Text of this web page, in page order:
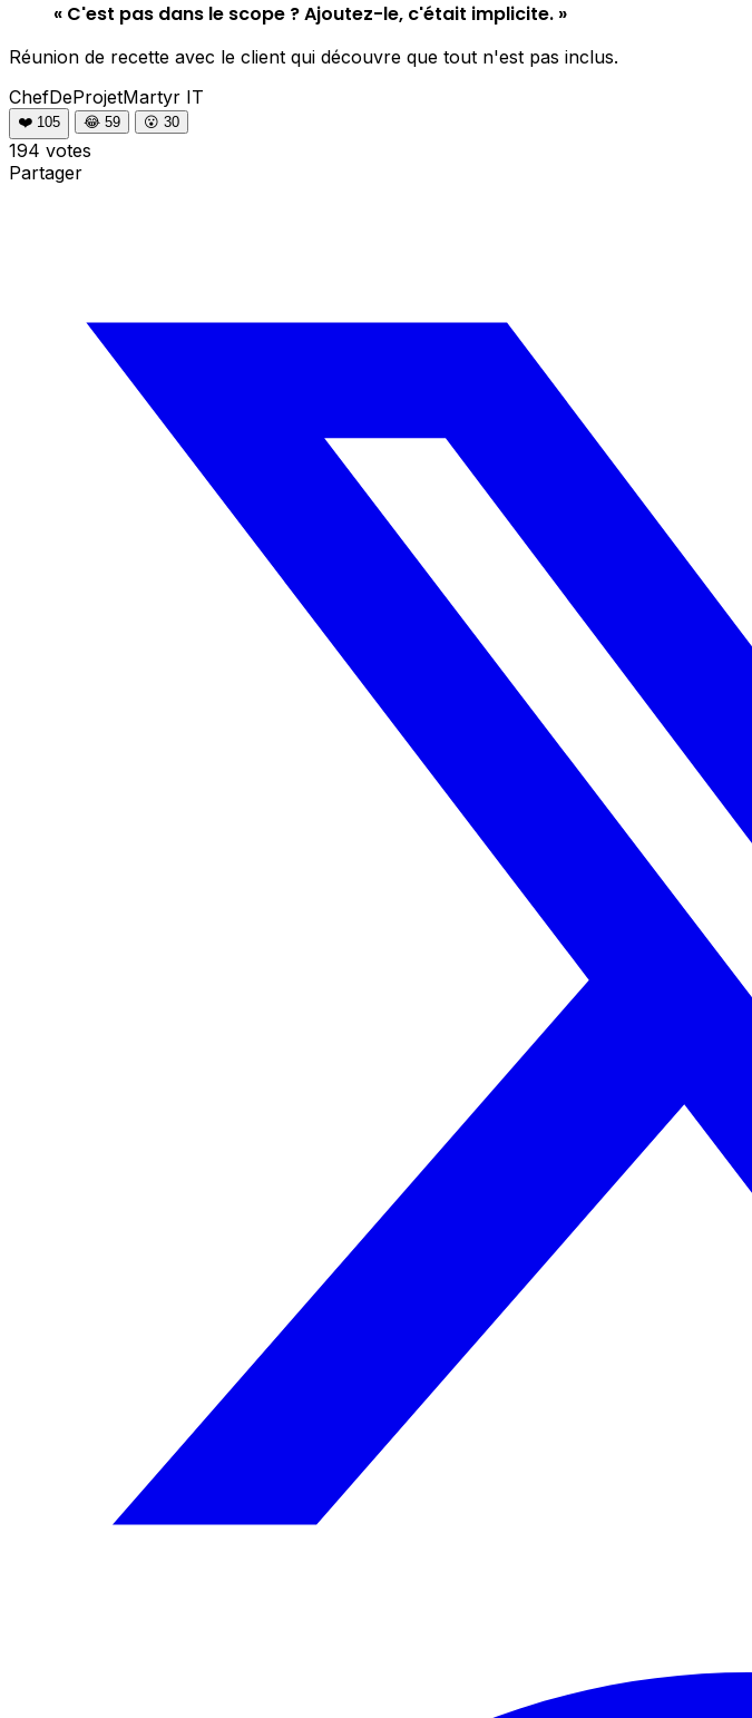
« C'est pas dans le scope ? Ajoutez-le, c'était implicite. »
Réunion de recette avec le client qui découvre que tout n'est pas inclus.
ChefDeProjetMartyr IT
❤️ 105 😂 59 😮 30
194 votes
Partager